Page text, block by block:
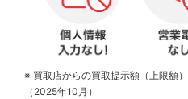
※ 買取店からの買取提示額（上限額
（2025年10月）